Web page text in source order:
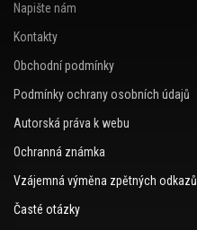
Napište nám
Kontakty
Obchodní podmínky
Podmínky ochrany osobních údajů
Autorská práva k webu
Ochranná známka
Vzájemná výměna zpětných odkazů
Časté otázky